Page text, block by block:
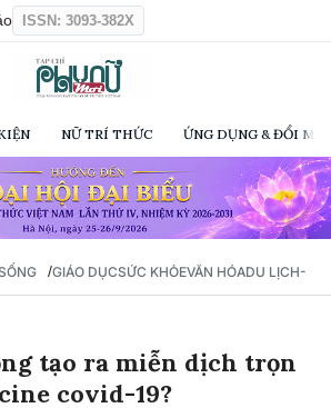
ISSN: 3093-382X
NỮ TRÍ THỨC ỨNG DỤNG & ĐỔI
/GIÁO DỤCSỨC KHỎEVĂN HÓADU LỊCH-
tạo ra miễn dịch trọn
covid-19?